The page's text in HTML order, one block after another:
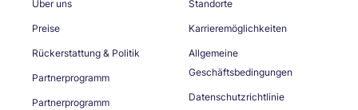
Über uns
Preise
Rückerstattung & Politik
Partnerprogramm
Partnerprogramm
Standorte
Karrieremöglichkeiten
Allgemeine
Geschäftsbedingungen
Datenschutzrichtlinie